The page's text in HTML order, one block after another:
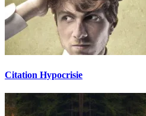
Citation Hypocrisie